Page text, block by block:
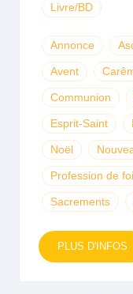
Livre/BD
Annonce
Avent
Communion
Esprit-Saint
Noël
Profession de foi
Sacrements
PLUS D'INFOS